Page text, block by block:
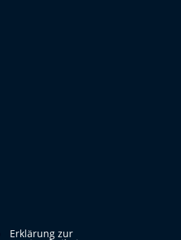
Erklärung zur